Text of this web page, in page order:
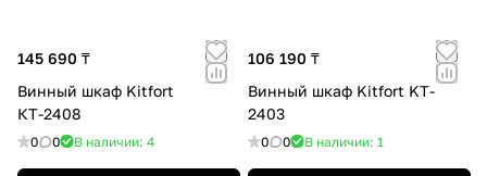
145 690 ₸
Винный шкаф Kitfort
КТ-2408
0 0 В наличии: 4
106 190 ₸
Винный шкаф Kitfort KT-
2403
0 0 В наличии: 1